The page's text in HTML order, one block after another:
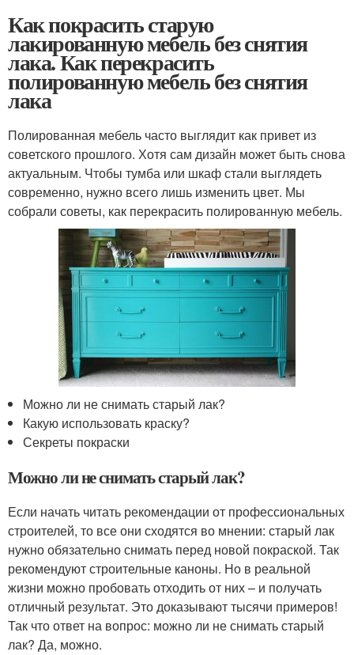
Как покрасить старую
лакированную мебель без снятия
лака. Как перекрасить
полированную мебель без снятия
лака
Полированная мебель часто выглядит как привет из
советского прошлого. Хотя сам дизайн может быть снова
актуальным. Чтобы тумба или шкаф стали выглядеть
современно, нужно всего лишь изменить цвет. Мы
собрали советы, как перекрасить полированную мебель.
Можно ли не снимать старый лак?
Какую использовать краску?
Секреты покраски
Можно ли не снимать старый лак?
Если начать читать рекомендации от профессиональных
строителей, то все они сходятся во мнении: старый лак
нужно обязательно снимать перед новой покраской. Так
рекомендуют строительные каноны. Но в реальной
жизни можно пробовать отходить от них – и получать
отличный результат. Это доказывают тысячи примеров!
Так что ответ на вопрос: можно ли не снимать старый
лак? Да, можно.